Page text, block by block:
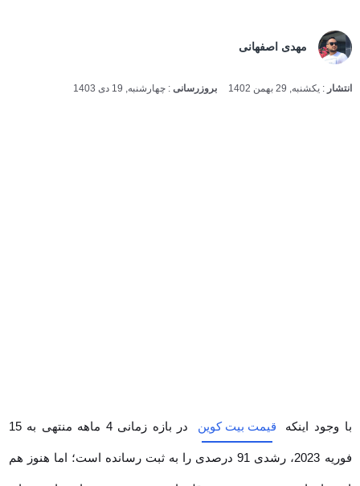
مهدی اصفهانی
انتشار:یکشنبه, 29 بهمن 1402 بروزرسانی:چهارشنبه, 19 دی 1403
با وجود اینکه قیمت بیت کوین
در بازه زمانی 4 ماهه منتهی به 15 فوریه
2023، رشدی 91 درصدی را به ثبت رسانده است؛ اما هنوز هم امیدها برای